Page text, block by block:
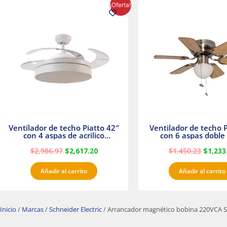
¡Oferta!
Ventilador de techo Piatto 42″
con 4 aspas de acrilico
$2,986.97
$2,986.97.
$2,617.20
precio
actual
Añadir al carrito
Ventilador de techo
con 6 aspas
$1,450.23 $
Añadir al carrito
Inicio / Marcas/Schneider Electric/ Arrancador magnético bobina 220VCA